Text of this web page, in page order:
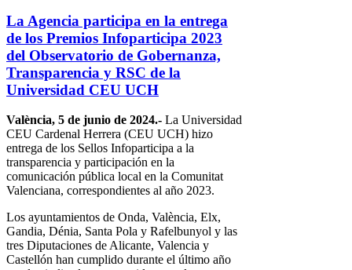
La Agencia participa en la entrega
de los Premios Infoparticipa 2023
del Observatorio de Gobernanza,
Transparencia y RSC de la
Universidad CEU UCH
València, 5 de junio de 2024.- La Universidad
CEU Cardenal Herrera (CEU UCH) hizo
entrega de los Sellos Infoparticipa a la
transparencia y participación en la
comunicación pública local en la Comunitat
Valenciana, correspondientes al año 2023.
Los ayuntamientos de Onda, València, Elx,
Gandia, Dénia, Santa Pola y Rafelbunyol y las
tres Diputaciones de Alicante, Valencia y
Castellón han cumplido durante el último año